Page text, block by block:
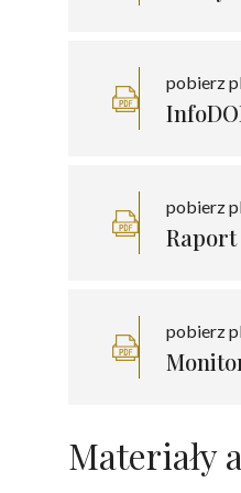
pobierz
pobierz
Raport
pobierz
Materiały